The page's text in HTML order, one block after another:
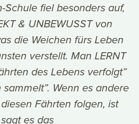
Schule fiel besonders auf,
& UNBEWUSST von
die Weichen fürs Leben
verstellt. Man LERNT
des Lebens verfolgt”
Wenn es andere
Fährten folgen, ist
es das